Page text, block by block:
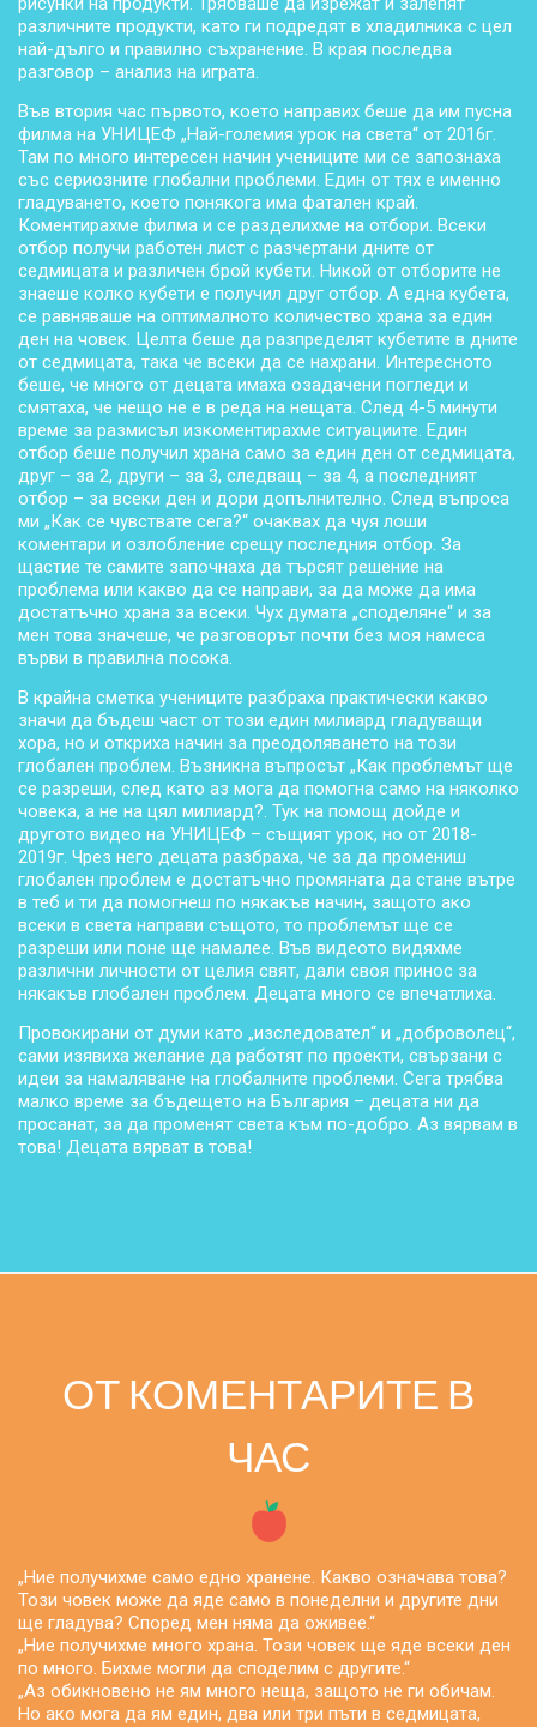
различните продукти, като ги подредят в хладилника с цел
най-дълго и правилно съхранение. В края последва
разговор – анализ на играта.
Във втория час първото, което направих беше да им пусна
филма на УНИЦЕФ „Най-големия урок на света“ от 2016г.
Там по много интересен начин учениците ми се запознаха
със сериозните глобални проблеми. Един от тях е именно
гладуването, което понякога има фатален край.
Коментирахме филма и се разделихме на отбори. Всеки
отбор получи работен лист с разчертани дните от
седмицата и различен брой кубети. Никой от отборите не
знаеше колко кубети е получил друг отбор. А една кубета,
се равняваше на оптималното количество храна за един
ден на човек. Целта беше да разпределят кубетите в дните
от седмицата, така че всеки да се нахрани. Интересното
беше, че много от децата имаха озадачени погледи и
смятаха, че нещо не е в реда на нещата. След 4-5 минути
време за размисъл изкоментирахме ситуациите. Един
отбор беше получил храна само за един ден от седмицата,
друг – за 2, други – за 3, следващ – за 4, а последният
отбор – за всеки ден и дори допълнително. След въпроса
ми „Как се чувствате сега?“ очаквах да чуя лоши
коментари и озлобление срещу последния отбор. За
щастие те самите започнаха да търсят решение на
проблема или какво да се направи, за да може да има
достатъчно храна за всеки. Чух думата „споделяне“ и за
мен това значеше, че разговорът почти без моя намеса
върви в правилна посока.
В крайна сметка учениците разбраха практически какво
значи да бъдеш част от този един милиард гладуващи
хора, но и откриха начин за преодоляването на този
глобален проблем. Възникна въпросът „Как проблемът ще
се разреши, след като аз мога да помогна само на няколко
човека, а не на цял милиард?. Тук на помощ дойде и
другото видео на УНИЦЕФ – същият урок, но от 2018-
2019г. Чрез него децата разбраха, че за да промениш
глобален проблем е достатъчно промяната да стане вътре
в теб и ти да помогнеш по някакъв начин, защото ако
всеки в света направи същото, то проблемът ще се
разреши или поне ще намалее. Във видеото видяхме
различни личности от целия свят, дали своя принос за
някакъв глобален проблем. Децата много се впечатлиха.
Провокирани от думи като „изследовател“ и „доброволец“,
сами изявиха желание да работят по проекти, свързани с
идеи за намаляване на глобалните проблеми. Сега трябва
малко време за бъдещето на България – децата ни да
просанат, за да променят света към по-добро. Аз вярвам в
това! Децата вярват в това!
ОТ КОМЕНТАРИТЕ В
ЧАС
„Ние получихме само едно хранене. Какво означава това?
Този човек може да яде само в понеделни и другите дни
ще гладува? Според мен няма да оживее.“
„Ние получихме много храна. Този човек ще яде всеки ден
по много. Бихме могли да споделим с другите.“
„Аз обикновено не ям много неща, защото не ги обичам.
Но ако мога да ям един, два или три пъти в седмицата,